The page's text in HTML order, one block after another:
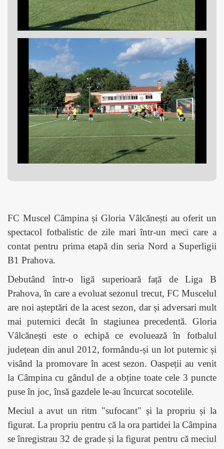
FC Muscel Câmpina și Gloria Vâlcănești au oferit un
spectacol fotbalistic de zile mari într-un meci care a
contat pentru prima etapă din seria Nord a Superligii
B1 Prahova.
Debutând într-o ligă superioară față de Liga B
Prahova, în care a evoluat sezonul trecut, FC Muscelul
are noi așteptări de la acest sezon, dar și adversari mult
mai puternici decât în stagiunea precedentă. Gloria
Vâlcănești este o echipă ce evoluează în fotbalul
județean din anul 2012, formându-și un lot puternic și
visând la promovare în acest sezon. Oaspeții au venit
la Câmpina cu gândul de a obține toate cele 3 puncte
puse în joc, însă gazdele le-au încurcat socotelile.
Meciul a avut un ritm "sufocant" și la propriu și la
figurat. La propriu pentru că la ora partidei la Câmpina
se înregistrau 32 de grade și la figurat pentru că meciul